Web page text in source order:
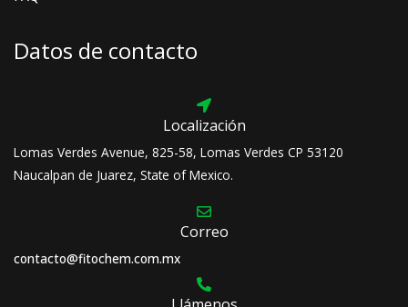
Datos de contacto
Localización
Lomas Verdes Avenue, 825-58, Lomas Verdes CP 53120
Naucalpan de Juarez, State of Mexico.
Correo
contacto@fitochem.com.mx